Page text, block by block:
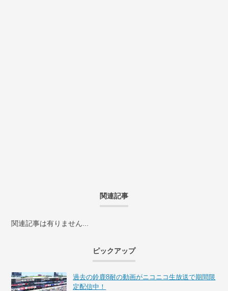
関連記事
関連記事は有りません...
ピックアップ
過去の鈴鹿8耐の動画がニコニコ生放送で期間限
定配信中！